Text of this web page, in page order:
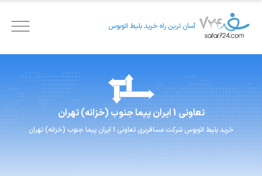
آسان ترین راه خرید بلیط اتوبوس
تعاونی 1 ایران پیما جنوب (خزانه) تهران
خرید بلیط اتوبوس شرکت مسافربری تعاونی 1 ایران پیما جنوب (خزانه) تهران